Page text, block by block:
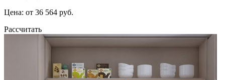
Цена: от 36 564 руб.
Рассчитать